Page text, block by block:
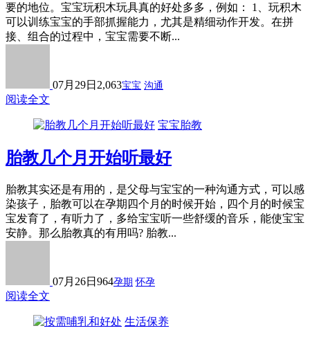
要的地位。宝宝玩积木玩具真的好处多多，例如： 1、玩积木
可以训练宝宝的手部抓握能力，尤其是精细动作开发。在拼
接、组合的过程中，宝宝需要不断...
07月29日 2,063宝宝 沟通
阅读全文
宝宝胎教
胎教几个月开始听最好
胎教其实还是有用的，是父母与宝宝的一种沟通方式，可以感
染孩子，胎教可以在孕期四个月的时候开始，四个月的时候宝
宝发育了，有听力了，多给宝宝听一些舒缓的音乐，能使宝宝
安静。那么胎教真的有用吗? 胎教...
07月26日 964孕期 怀孕
阅读全文
生活保养